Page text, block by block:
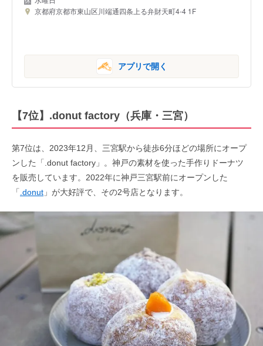
京都府京都市東山区川端通四条上る弁財天町4-4 1F
アプリで開く
【7位】.donut factory（兵庫・三宮）
第7位は、2023年12月、三宮駅から徒歩6分ほどの場所にオープ
ンした「.donut factory」。神戸の素材を使った手作りドーナツ
を販売しています。2022年に神戸三宮駅前にオープンした
「 .donut 」が大好評で、その2号店となります。